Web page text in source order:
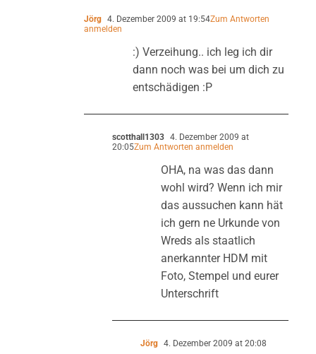
Jörg 4. Dezember 2009 at 19:54Zum Antworten
anmelden
:) Verzeihung.. ich leg ich dir
dann noch was bei um dich zu
entschädigen :P
scotthall1303 4. Dezember 2009 at
20:05Zum Antworten anmelden
OHA, na was das dann
wohl wird? Wenn ich mir
das aussuchen kann hät
ich gern ne Urkunde von
Wreds als staatlich
anerkannter HDM mit
Foto, Stempel und eurer
Unterschrift
Jörg 4. Dezember 2009 at 20:08